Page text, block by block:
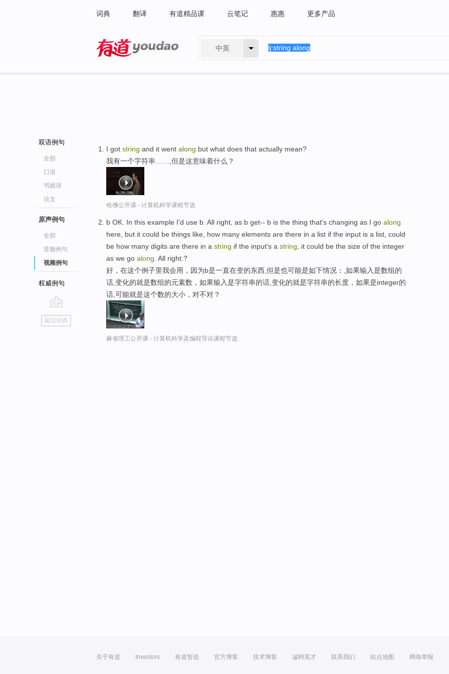
词典 翻译 有道精品课 云笔记 惠惠 更多产品
中英
双语例句
全部
口语
书面语
论文
原声例句
全部
音频例句
视频例句
权威例句
go
top
返回词典
I got string and it went along but what does that actually mean?
我有一个字符串……,但是这意味着什么？
哈佛公开课 - 计算机科学课程节选
b OK. In this example I'd use b. All right, as b get-- b is the thing that's changing as I go along
here, but it could be things like, how many elements are there in a list if the input is a list, could
be how many digits are there in a string if the input's a string , it could be the size of the integer
as we go along . All right.?
好，在这个例子里我会用，因为b是一直在变的东西,但是也可能是如下情况：,如果输入是数组的
话,变化的就是数组的元素数，如果输入是字符串的话,变化的就是字符串的长度，如果是integer的
话,可能就是这个数的大小，对不对？
麻省理工公开课 - 计算机科学及编程导论课程节选
关于有道 Investors 有道智选 官方博客 技术博客 诚聘英才 联系我们 站点地图 网络举报